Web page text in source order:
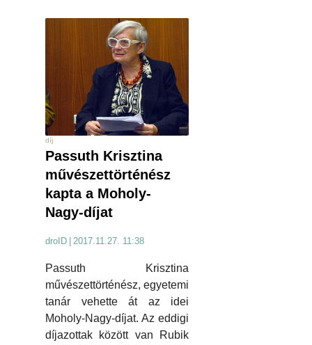
díj
Passuth Krisztina
művészettörténész
kapta a Moholy-
Nagy-díjat
droID 2017.11.27. 11:38
Passuth Krisztina
művészettörténész, egyetemi
tanár vehette át az idei
Moholy-Nagy-díjat. Az eddigi
díjazottak között van Rubik